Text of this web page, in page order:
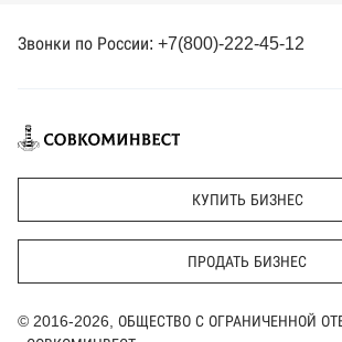
Звонки по России: +7(800)-222-45-12
КУПИТЬ БИЗНЕС
ПРОДАТЬ БИЗНЕС
© 2016-2026, ОБЩЕСТВО С ОГРАНИЧЕННОЙ